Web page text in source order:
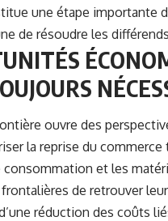
une étape importante
de résoudre les
ouvre des
la reprise du
consommation et les
de retrouver
réduction des coûts